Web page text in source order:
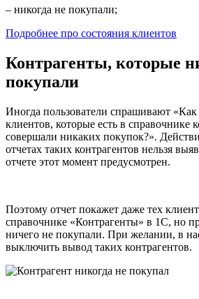
– никогда не покупали;
Подробнее про состояния клиентов
Контрагенты, которые
покупали
Иногда пользователи спрашивают «Как
клиентов, которые есть в справочнике
совершали никаких покупок?».
отчетах таких контрагентов нельзя
отчете этот момент предусмотрен.
Поэтому отчет покажет даже тех
справочнике «Контрагенты» в 1С, но
ничего не покупали. При желании, в
выключить вывод таких контрагентов.